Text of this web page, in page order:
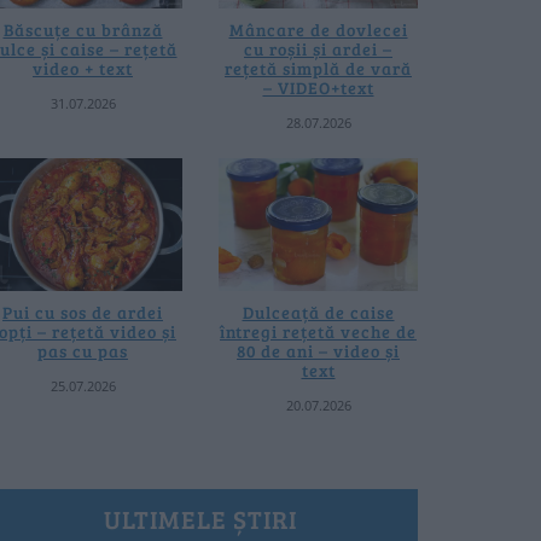
Băscuțe cu brânză
și caise – rețetă
video + text
31.07.2026
Mâncare de dovlecei
cu roșii și ardei –
rețetă simplă de vară
– VIDEO+text
28.07.2026
Pui cu sos de ardei
– rețetă video și
pas cu pas
25.07.2026
Dulceață de caise
întregi rețetă veche de
80 de ani – video și
text
20.07.2026
ULTIMELE ȘTIRI